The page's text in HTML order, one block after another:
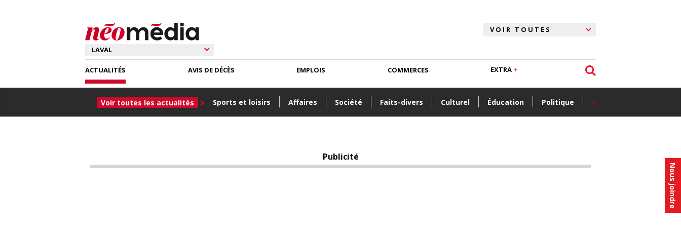
Nous joindre
ACTUALITÉS
Voir toutes les actualités Sports et loisirs Affaires Société Faits-divers Culturel Éducation Politique +
AVIS DE DÉCÈS EMPLOIS COMMERCES EXTRA
Publicité